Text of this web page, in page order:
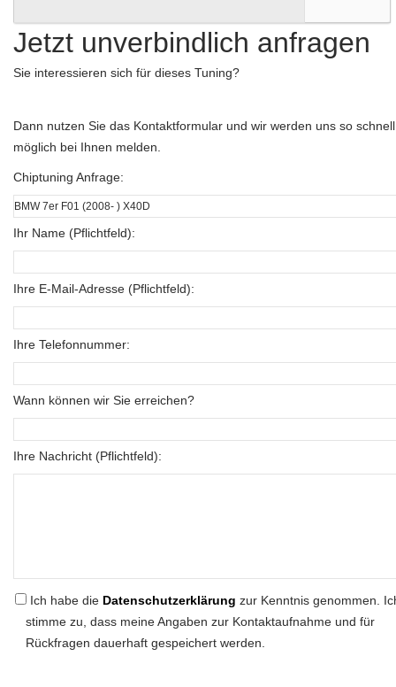
Jetzt unverbindlich anfragen
Sie interessieren sich für dieses Tuning?
Dann nutzen Sie das Kontaktformular und wir werden uns so
möglich bei Ihnen melden.
Chiptuning Anfrage:
Ihr Name (Pflichtfeld):
Ihre E-Mail-Adresse (Pflichtfeld):
Ihre Telefonnummer:
Wann können wir Sie erreichen?
Ihre Nachricht (Pflichtfeld):
Ich habe die Datenschutzerklärung zur Kenntnis genommen.
stimme zu, dass meine Angaben zur Kontaktaufnahme und für
Rückfragen dauerhaft gespeichert werden.